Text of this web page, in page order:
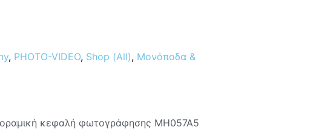
, PHOTO-VIDEO, Shop (All), Μονόποδα &
κεφαλή φωτογράφησης MH057A5